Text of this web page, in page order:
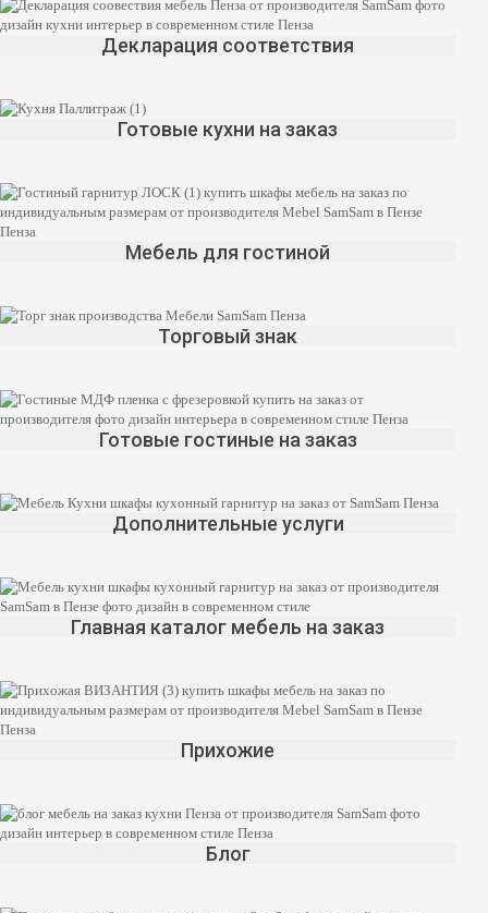
Декларация соответствия
Готовые кухни на заказ
Мебель для гостиной
Торговый знак
Готовые гостиные на заказ
Дополнительные услуги
Главная каталог мебель на заказ
Прихожие
Блог